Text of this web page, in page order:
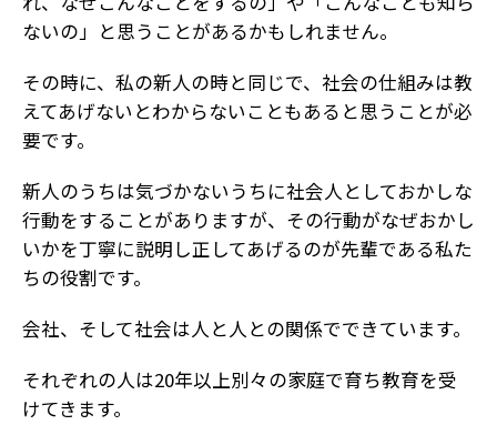
ないの」と思うことがあるかもしれません。
その時に、私の新人の時と同じで、社会の仕組みは教
えてあげないとわからないこともあると思うことが必
要です。
新人のうちは気づかないうちに社会人としておかしな
行動をすることがありますが、その行動がなぜおかし
いかを丁寧に説明し正してあげるのが先輩である私た
ちの役割です。
会社、そして社会は人と人との関係でできています。
それぞれの人は20年以上別々の家庭で育ち教育を受
けてきます。